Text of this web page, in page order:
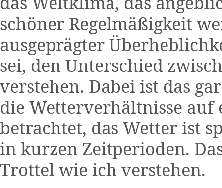
schöner Regelmäßigkeit
ausgeprägter
sei, den Unterschied
verstehen. Dabei ist das
die Wetterverhältnisse
betrachtet, das Wetter ist
in kurzen Zeitperioden.
Trottel wie ich verstehen.